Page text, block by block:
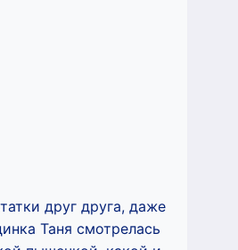
друг друга, даже
Таня смотрелась